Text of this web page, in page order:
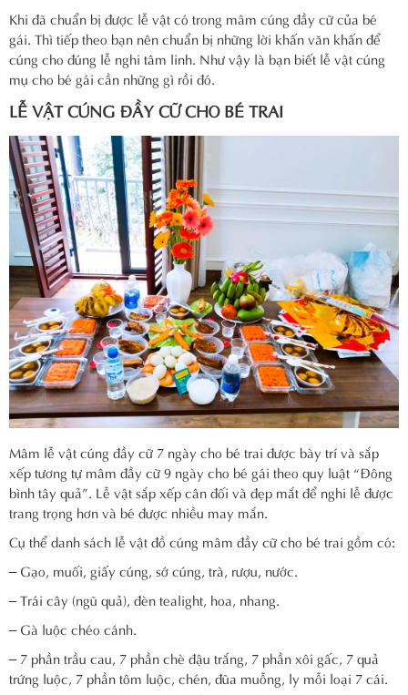
Khi đã chuẩn bị được lễ vật có trong mâm cúng đầy cữ của bé
gái. Thì tiếp theo bạn nên chuẩn bị những lời khấn văn khấn để
cúng cho đúng lễ nghi tâm linh. Như vậy là bạn biết lễ vật cúng
mụ cho bé gái cần những gì rồi đó.
LỄ VẬT CÚNG ĐẦY CỮ CHO BÉ TRAI
Mâm lễ vật cúng đầy cữ 7 ngày cho bé trai được bày trí và sắp
xếp tương tự mâm đầy cữ 9 ngày cho bé gái theo quy luật “Đông
bình tây quả”. Lễ vật sắp xếp cân đối và đẹp mắt để nghi lễ được
trang trọng hơn và bé được nhiều may mắn.
Cụ thể danh sách lễ vật đồ cúng mâm đầy cữ cho bé trai gồm có:
– Gạo, muối, giấy cúng, sớ cúng, trà, rượu, nước.
– Trái cây (ngũ quả), đèn tealight, hoa, nhang.
– Gà luộc chéo cánh.
– 7 phần trầu cau, 7 phần chè đậu trắng, 7 phần xôi gấc, 7 quả
trứng luộc, 7 phần tôm luộc, chén, đũa muỗng, ly mỗi loại 7 cái.